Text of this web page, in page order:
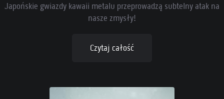
Japońskie gwiazdy kawaii metalu przeprowadzą subtelny atak na
nasze zmysły!
Czytaj całość